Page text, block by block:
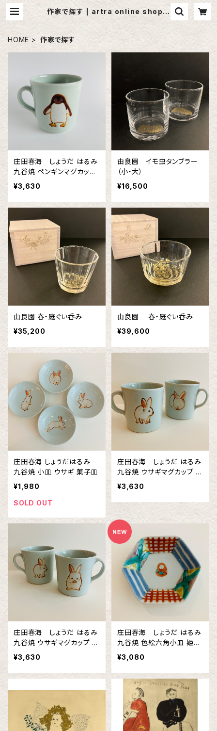
作家で探す | artra online shop｜
HOME 作家で探す
庄田春海 しょうだ はるみ
九谷焼 ペンギンマグカップ
図柄①
¥3,630
由良園 イモ虫タンブラー
（小・大）
¥16,500
由良園 春・庭ぐい呑み
¥35,200
由良園 春・庭ぐい呑み
¥39,600
庄田春海 しょうだはるみ
九谷焼 小皿 ウサギ 菓子皿
¥1,980
SOLD OUT
庄田春海 しょうだ はるみ
九谷焼 ウサギマグカップ 図
柄②
¥3,630
庄田春海 しょうだ はるみ
九谷焼 ウサギマグカップ 図
柄①
¥3,630
庄田春海 しょうだ はるみ
九谷焼 色絵六角小皿 姫だ
るま
¥3,080